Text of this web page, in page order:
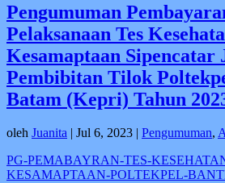
Pengumuman
Pelaksanaan Tes
Kesamaptaan Sipencatar
Pembibitan Tilok
Batam (Kepri) Tahun
oleh Juanita | Jul 6, 2023 | Pengumuman,
PG-PEMABAYRAN-TES-
KESAMAPTAAN-POLTEKPEL-